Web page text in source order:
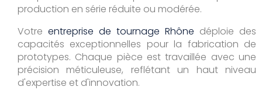
production en série réduite ou modérée.
Votre entreprise de tournage Rhône déploie des
capacités exceptionnelles pour la fabrication de
prototypes. Chaque pièce est travaillée avec une
précision méticuleuse, reflétant un haut niveau
d'expertise et d'innovation.